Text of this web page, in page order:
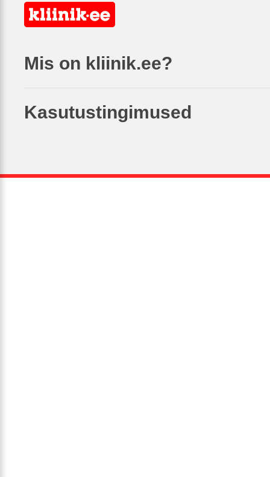
Mis on kliinik.ee?
Kasutustingimused